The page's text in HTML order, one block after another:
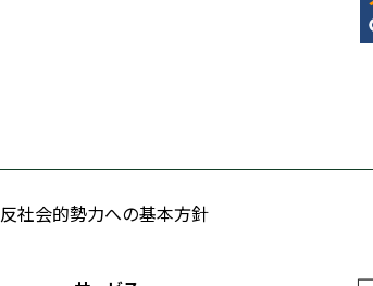
反社会的勢力への基本方針